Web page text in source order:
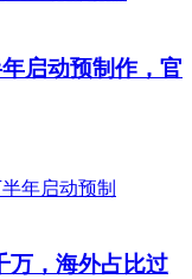
启动预制作，官
万，海外占比过